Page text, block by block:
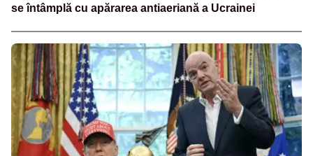
se întâmplă cu apărarea antiaeriană a Ucrainei